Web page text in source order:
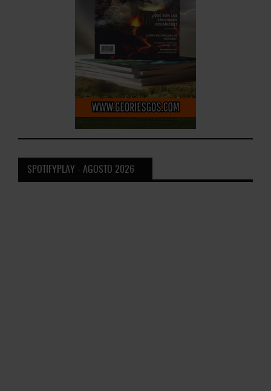
#EstrenosPlay - Febrero 2026
EstrenosPlay - Enero 2026
#EstrenosPlay - Diciembre 2025
SPOTIFYPLAY - AGOSTO 2026